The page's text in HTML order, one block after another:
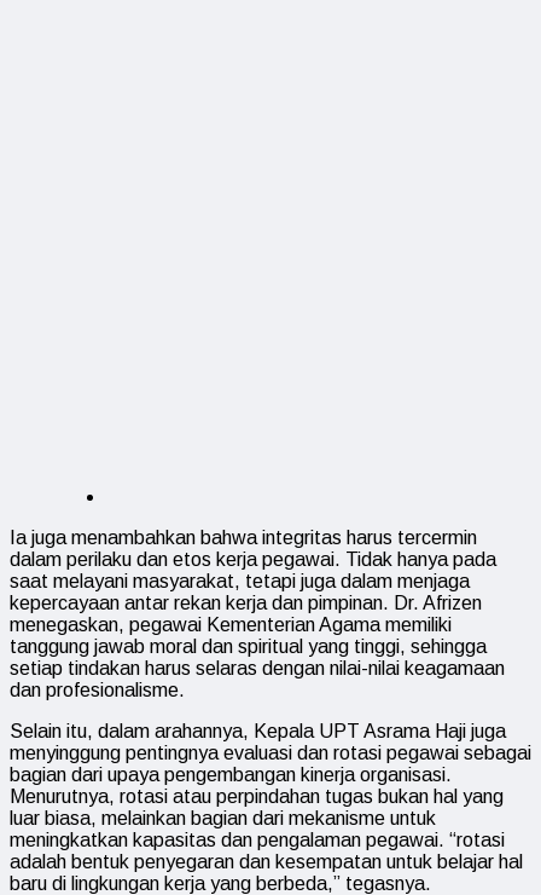
Ia juga menambahkan bahwa integritas harus tercermin
dalam perilaku dan etos kerja pegawai. Tidak hanya pada
saat melayani masyarakat, tetapi juga dalam menjaga
kepercayaan antar rekan kerja dan pimpinan. Dr. Afrizen
menegaskan, pegawai Kementerian Agama memiliki
tanggung jawab moral dan spiritual yang tinggi, sehingga
setiap tindakan harus selaras dengan nilai-nilai keagamaan
dan profesionalisme.
Selain itu, dalam arahannya, Kepala UPT Asrama Haji juga
menyinggung pentingnya evaluasi dan rotasi pegawai sebagai
bagian dari upaya pengembangan kinerja organisasi.
Menurutnya, rotasi atau perpindahan tugas bukan hal yang
luar biasa, melainkan bagian dari mekanisme untuk
meningkatkan kapasitas dan pengalaman pegawai. “rotasi
adalah bentuk penyegaran dan kesempatan untuk belajar hal
baru di lingkungan kerja yang berbeda,” tegasnya.